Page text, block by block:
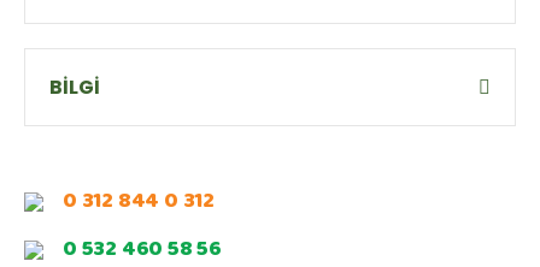
BİLGİ
0 312 844 0 312
0 532 460 58 56